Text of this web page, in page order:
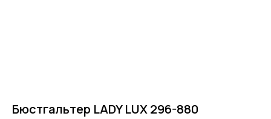
Бюстгальтер LADY LUX 296-880